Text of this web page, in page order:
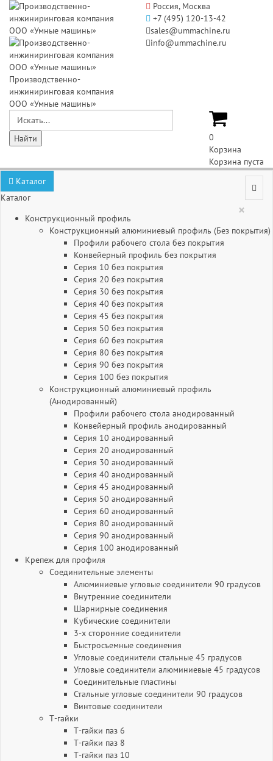
Производственно-
инжиниринговая компания
ООО «Умные машины»
Россия, Москва
+7 (495) 120-13-42
sales@ummachine.ru
info@ummachine.ru
0
Корзина
Корзина пуста
Каталог
Каталог
×
Конструкционный профиль
Конструкционный алюминиевый профиль (Без покрытия)
Профили рабочего стола без покрытия
Конвейерный профиль без покрытия
Серия 10 без покрытия
Серия 20 без покрытия
Серия 30 без покрытия
Серия 40 без покрытия
Серия 45 без покрытия
Серия 50 без покрытия
Серия 60 без покрытия
Серия 80 без покрытия
Серия 90 без покрытия
Серия 100 без покрытия
Конструкционный алюминиевый профиль
(Анодированный)
Профили рабочего стола анодированный
Конвейерный профиль анодированный
Серия 10 анодированный
Серия 20 анодированный
Серия 30 анодированный
Серия 40 анодированный
Серия 45 анодированный
Серия 50 анодированный
Серия 60 анодированный
Серия 80 анодированный
Серия 90 анодированный
Серия 100 анодированный
Крепеж для профиля
Соединительные элементы
Алюминиевые угловые соединители 90 градусов
Внутренние соединители
Шарнирные соединения
Кубические соединители
3-х сторонние соединители
Быстросъемные соединения
Угловые соединители стальные 45 градусов
Угловые соединители алюминиевые 45 градусов
Соединительные пластины
Стальные угловые соединители 90 градусов
Винтовые соединители
Т-гайки
Т-гайки паз 6
Т-гайки паз 8
Т-гайки паз 10